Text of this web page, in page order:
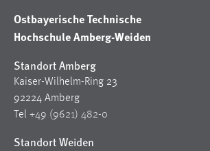
Ostbayerische Technische
Hochschule Amberg-Weiden
Standort Amberg
Kaiser-Wilhelm-Ring 23
92224 Amberg
Tel +49 (9621) 482-0
Standort Weiden